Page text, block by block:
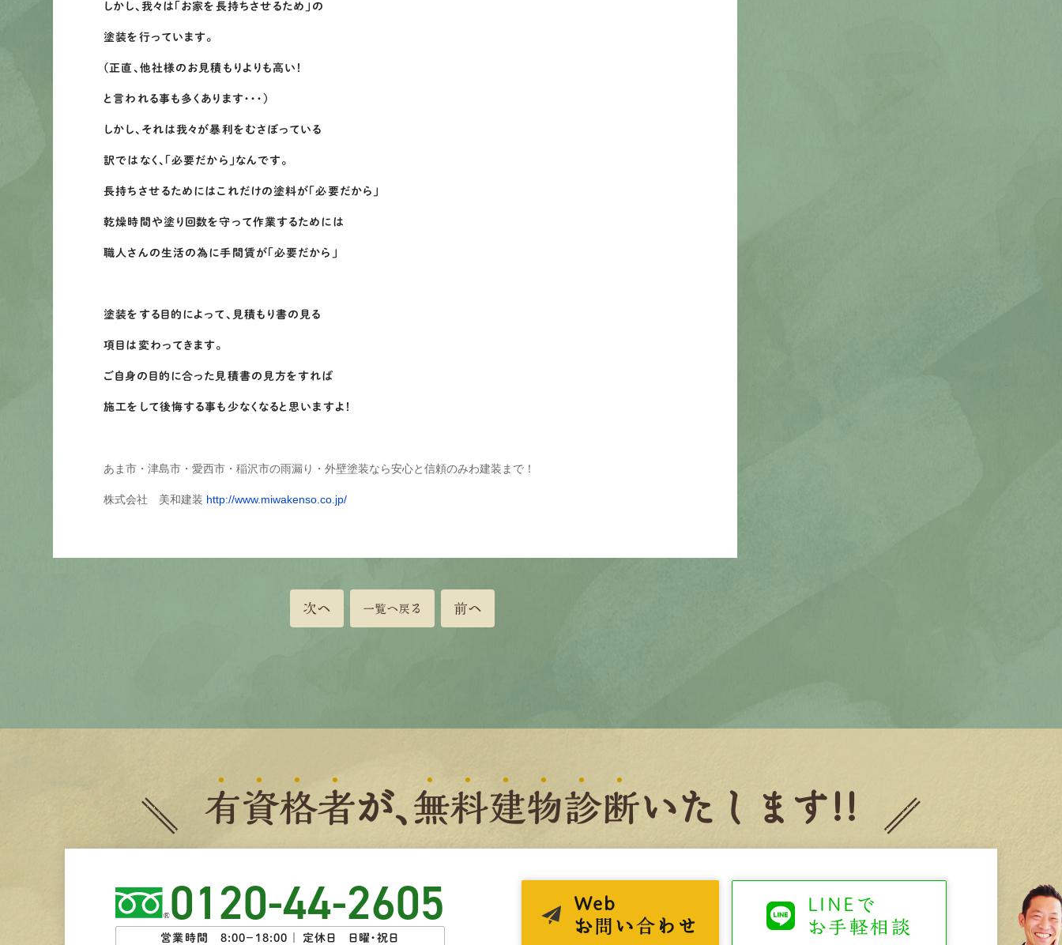
しかし、我々は「お家を長持ちさせるため」の
塗装を行っています。
(正直、他社様のお見積もりよりも高い！
と言われる事も多くあります・・・）
しかし、それは我々が暴利をむさぼっている
訳ではなく、「必要だから」なんです。
長持ちさせるためにはこれだけの塗料が「必要だから」
乾燥時間や塗り回数を守って作業するためには
職人さんの生活の為に手間賃が「必要だから」
塗装をする目的によって、見積もり書の見る
項目は変わってきます。
ご自身の目的に合った見積書の見方をすれば
施工をして後悔する事も少なくなると思いますよ！
あま市・津島市・愛西市・稲沢市の雨漏り・外壁塗装なら安心と信頼のみわ建装まで！
株式会社 美和建装 http://www.miwakenso.co.jp/
次へ 一覧へ戻る 前へ
有資格者が、 無料建物診断いたします!!
0120-44-2605
営業時間 8:00−18:00 ｜ 定休日 日曜・祝日
Web
お問い合わせ
LINEで
お手軽相談